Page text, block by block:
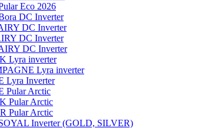
Eco 2026
DC Inverter
DC Inverter
DC Inverter
DC Inverter
Lyra inverter
Lyra inverter
Lyra Inverter
Pular Arctic
Pular Arctic
Pular Arctic
Inverter (GOLD, SILVER)